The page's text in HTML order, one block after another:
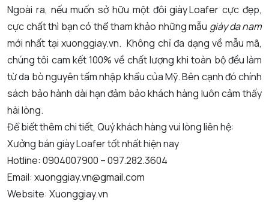
Ngoài ra, nếu muốn sở hữu một đôigiày Loafer cực đẹp,
cực chất thì bạn có thể tham khảo những mẫu giày da nam
mới nhất tại xuonggiay.vn. Không chỉ đa dạng về mẫu mã,
chúng tôi cam kết 100% về chất lượng khi toàn bộ đều làm
từ da bò nguyên tấm nhập khẩu của Mỹ. Bên cạnh đó chính
sách bảo hành dài hạn đảm bảo khách hàng luôn cảm thấy
hài lòng.
Để biết thêm chi tiết, Quý khách hàng vui lòng liên hệ:
Xưởng bán giày Loafer tốt nhất hiện nay
Hotline: 0904007900 – 097.282.3604
Email: xuonggiay.vn@gmail.com
Website: Xuonggiay.vn